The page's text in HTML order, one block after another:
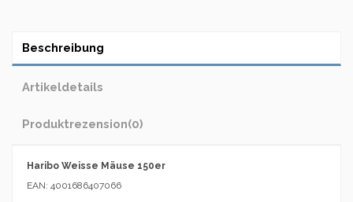
Beschreibung
Artikeldetails
Produktrezension(0)
Haribo Weisse Mäuse 150er
EAN: 4001686407066